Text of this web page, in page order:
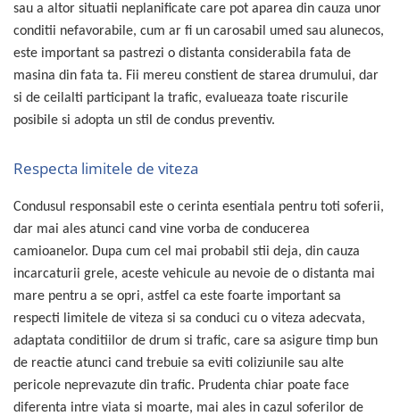
Becuri Halogen Auto
Becuri Led Auto
Becuri Xenon Auto
Seturi de Becuri Auto
Faruri Camioane, Utilaje &
Tractoare
Lampi Gabarit LED
Lampi gabarit auto si remorci
Lampi gabarit cu brat auto si
remorci
Lampi interior, Plafoniere
Lampi LED auto dedicate
Lampi numar Inmatriculare
Lampi Stop, Semnalizare & Triple
Lampi Fata cu Bec & Semnalizare
Lampi Fata LED & Semnalizare
sau a altor situatii neplanificate care pot aparea din cauza unor
conditii nefavorabile, cum ar fi un carosabil umed sau alunecos,
este important sa pastrezi o distanta considerabila fata de
masina din fata ta. Fii mereu constient de starea drumului, dar
si de ceilalti participant la trafic, evalueaza toate riscurile
posibile si adopta un stil de condus preventiv.
Respecta limitele de viteza
Condusul responsabil este o cerinta esentiala pentru toti soferii,
dar mai ales atunci cand vine vorba de conducerea
camioanelor. Dupa cum cel mai probabil stii deja, din cauza
incarcaturii grele, aceste vehicule au nevoie de o distanta mai
mare pentru a se opri, astfel ca este foarte important sa
respecti limitele de viteza si sa conduci cu o viteza adecvata,
adaptata conditiilor de drum si trafic, care sa asigure timp bun
de reactie atunci cand trebuie sa eviti coliziunile sau alte
pericole neprevazute din trafic. Prudenta chiar poate face
diferenta intre viata si moarte, mai ales in cazul soferilor de